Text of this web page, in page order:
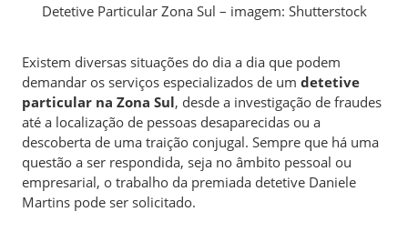
Detetive Particular Zona Sul – imagem: Shutterstock
Existem diversas situações do dia a dia que podem
demandar os serviços especializados de um detetive
particular na Zona Sul, desde a investigação de fraudes
até a localização de pessoas desaparecidas ou a
descoberta de uma traição conjugal. Sempre que há uma
questão a ser respondida, seja no âmbito pessoal ou
empresarial, o trabalho da premiada detetive Daniele
Martins pode ser solicitado.